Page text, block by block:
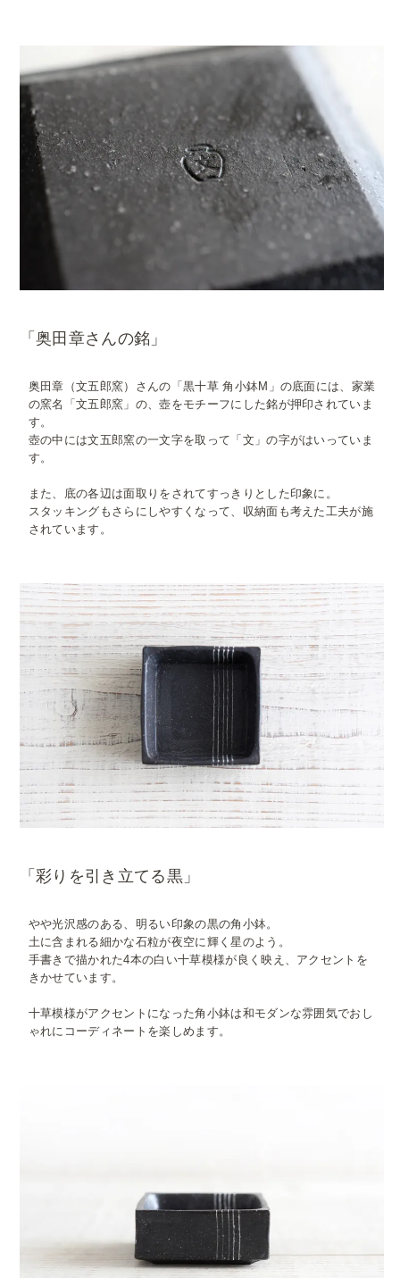
「奥田章さんの銘」
奥田章（文五郎窯）さんの「黒十草 角小鉢M」の底面には、家業
の窯名「文五郎窯」の、壺をモチーフにした銘が押印されていま
す。
壺の中には文五郎窯の一文字を取って「文」の字がはいっていま
す。
また、底の各辺は面取りをされてすっきりとした印象に。
スタッキングもさらにしやすくなって、収納面も考えた工夫が施
されています。
「彩りを引き立てる黒」
やや光沢感のある、明るい印象の黒の角小鉢。
土に含まれる細かな石粒が夜空に輝く星のよう。
手書きで描かれた4本の白い十草模様が良く映え、アクセントを
きかせています。
十草模様がアクセントになった角小鉢は和モダンな雰囲気でおし
ゃれにコーディネートを楽しめます。